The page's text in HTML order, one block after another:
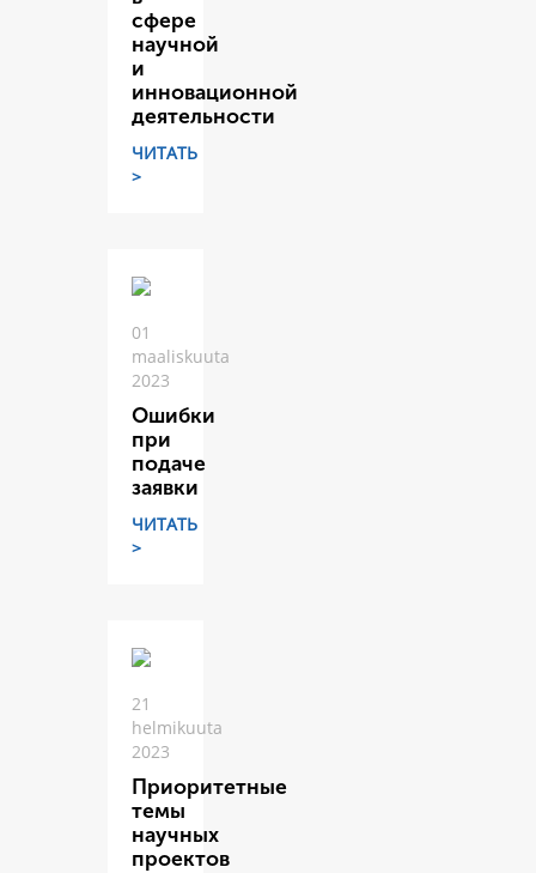
сфере
научной
и
инновационной
деятельности
ЧИТАТЬ
>
01
maaliskuuta
2023
Ошибки
при
подаче
заявки
ЧИТАТЬ
>
21
helmikuuta
2023
Приоритетные
темы
научных
проектов